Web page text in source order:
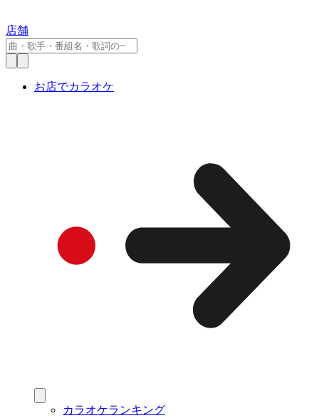
店舗
お店でカラオケ
カラオケランキング